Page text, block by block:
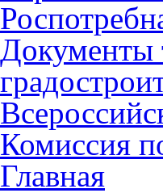
Документы
Комиссия
Главная